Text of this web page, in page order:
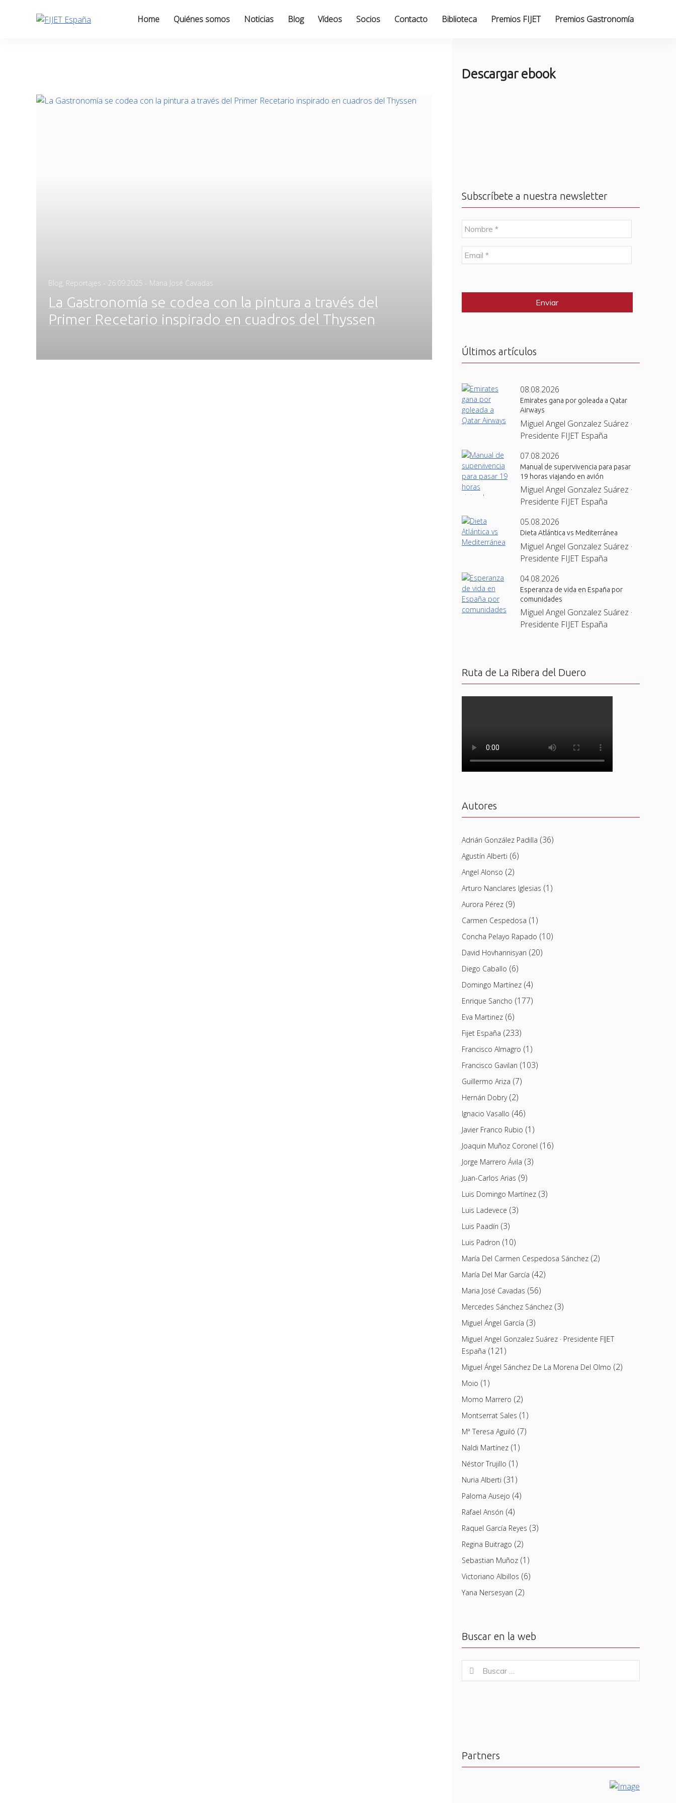
Home Quiénes somos Noticias Blog Vídeos Socios Contacto Biblioteca Premios FIJET Premios Gastronomía
Blog, Reportajes - Posted
26.09.2025 - Maria José Cavadas
La Gastronomía se codea con la pintura a través del
Primer Recetario inspirado en cuadros del Thyssen
Descargar ebook
Subscríbete a nuestra newsletter
N
o
m
b
r
E
m
l
Últimos artículos
08.08.2026
Emirates gana por goleada a Qatar
Airways
Miguel Angel Gonzalez Suárez ·
Presidente FIJET España
07.08.2026
Manual de supervivencia para pasar
19 horas viajando en avión
Miguel Angel Gonzalez Suárez ·
Presidente FIJET España
05.08.2026
Dieta Atlántica vs Mediterránea
Miguel Angel Gonzalez Suárez ·
Presidente FIJET España
04.08.2026
Esperanza de vida en España por
comunidades
Miguel Angel Gonzalez Suárez ·
Presidente FIJET España
Ruta de La Ribera del Duero
Autores
Adrián González Padilla (36)
Agustín Alberti (6)
Angel Alonso (2)
Arturo Nanclares Iglesias (1)
Aurora Pérez(9)
Carmen Cespedosa (1)
Concha Pelayo Rapado (10)
David Hovhannisyan (20)
Diego Caballo (6)
Domingo Martínez(4)
Enrique Sancho (177)
Eva Martinez(6)
Fijet España (233)
Francisco Almagro (1)
Francisco Gavilan (103)
Guillermo Ariza (7)
Hernán Dobry(2)
Ignacio Vasallo (46)
Javier Franco Rubio (1)
Joaquin Muñoz Coronel (16)
Jorge Marrero Ávila (3)
Juan-Carlos Arias (9)
Luis Domingo Martínez(3)
Luis Ladevece (3)
Luis Paadín (3)
Luis Padron (10)
María Del Carmen Cespedosa Sánchez(2)
María Del Mar García (42)
Maria José Cavadas (56)
Mercedes Sánchez Sánchez(3)
Miguel Ángel García (3)
Miguel Angel Gonzalez Suárez · Presidente FIJET
España (121)
Miguel Ángel Sánchez De La Morena Del Olmo (2)
Moio (1)
Momo Marrero (2)
Montserrat Sales (1)
Mª Teresa Aguiló (7)
Naldi Martínez(1)
Néstor Trujillo (1)
Nuria Alberti (31)
Paloma Ausejo (4)
Rafael Ansón (4)
Raquel García Reyes (3)
Regina Buitrago (2)
Sebastian Muñoz(1)
Victoriano Albillos (6)
Yana Nersesyan (2)
Buscar en la web
for:
Buscar
Partners